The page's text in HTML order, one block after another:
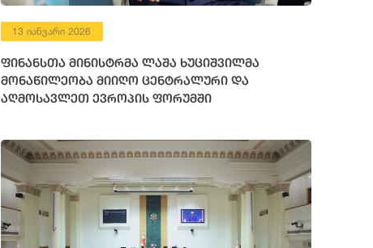
13 იანვარი 2026
ფინანსთა მინისტრმა ლაშა ხუციშვილმა
მონაწილეობა მიიღო ცენტრალური და
აღმოსავლეთ ევროპის ფორუმში